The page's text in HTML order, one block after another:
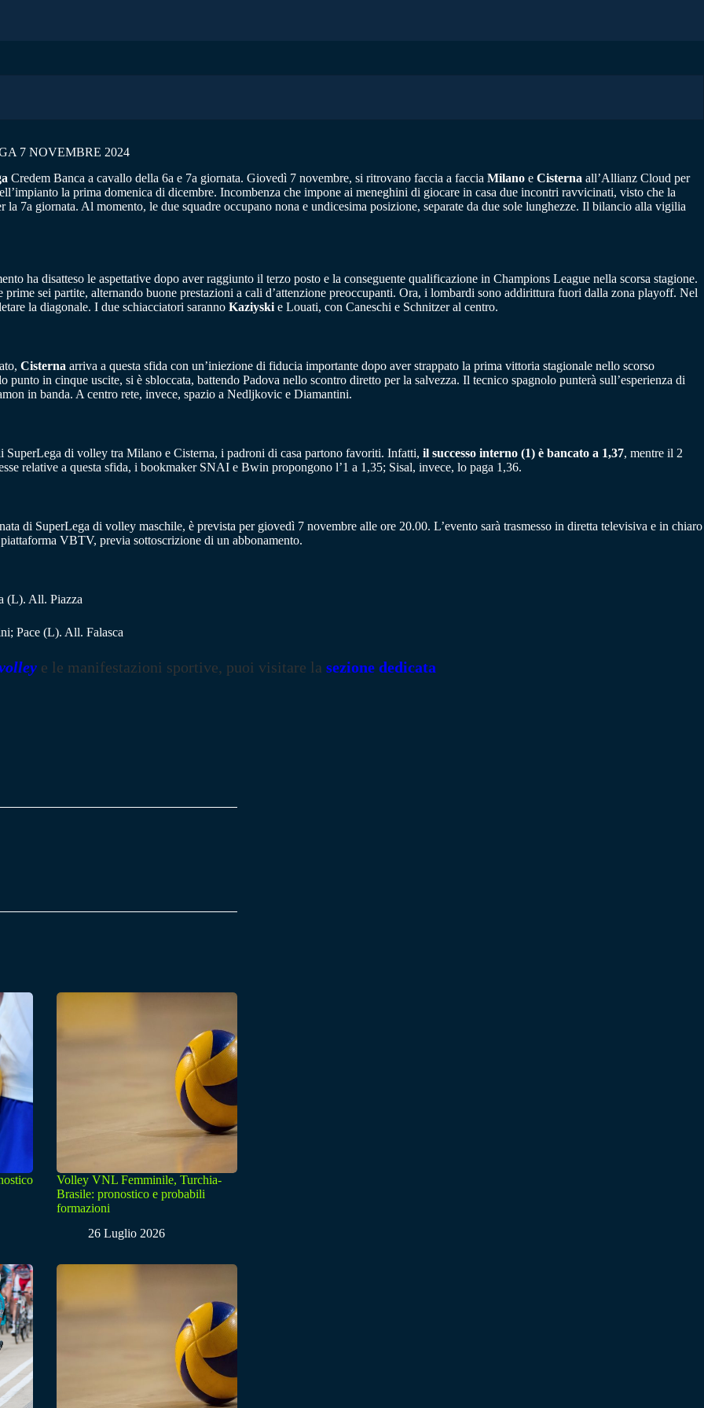
7 NOVEMBRE 2024
Credem Banca a cavallo della 6a e 7a giornata. Giovedì 7 novembre, si ritrovano faccia a faccia Milano e Cisterna all’Allianz Cloud per
la prima domenica di dicembre. Incombenza che impone ai meneghini di giocare in casa due incontri ravvicinati, visto che la
7a giornata. Al momento, le due squadre occupano nona e undicesima posizione, separate da due sole lunghezze. Il bilancio alla vigilia
ha disatteso le aspettative dopo aver raggiunto il terzo posto e la conseguente qualificazione in Champions League nella scorsa stagione.
prime sei partite, alternando buone prestazioni a cali d’attenzione preoccupanti. Ora, i lombardi sono addirittura fuori dalla zona playoff. Nel
la diagonale. I due schiacciatori saranno Kaziyskie Louati, con Caneschi e Schnitzer al centro.
Cisterna arriva a questa sfida con un’iniezione di fiducia importante dopo aver strappato la prima vittoria stagionale nello scorso
punto in cinque uscite, si è sbloccata, battendo Padova nello scontro diretto per la salvezza. Il tecnico spagnolo punterà sull’esperienza di
in banda. A centro rete, invece, spazio a Nedljkovic e Diamantini.
SuperLega di volley tra Milano e Cisterna, i padroni di casa partono favoriti. Infatti, il successo interno (1) è bancato a 1,37, mentre il 2
relative a questa sfida, i bookmaker SNAI e Bwin propongono l’1 a 1,35; Sisal, invece, lo paga 1,36.
di SuperLega di volley maschile, è prevista per giovedì 7 novembre alle ore 20.00. L’evento sarà trasmesso in diretta televisiva e in chiaro
VBTV, previa sottoscrizione di un abbonamento.
(L). All. Piazza
Pace (L). All. Falasca
e le manifestazioni sportive, puoi visitare la sezione dedicata
Volley VNL Femminile, Turchia-
Brasile: pronostico e probabili
formazioni
26 Luglio 2026